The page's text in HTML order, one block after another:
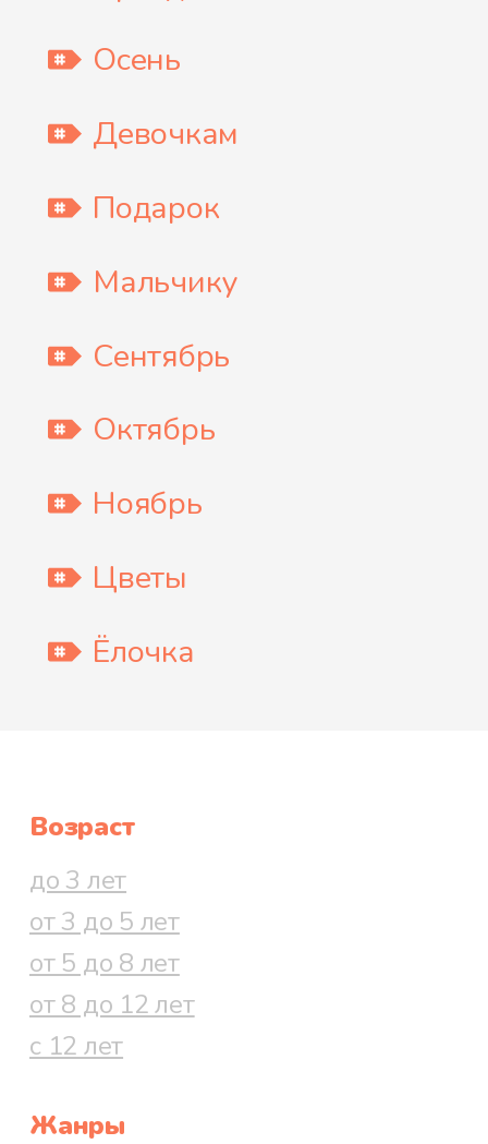
Осень
Девочкам
Подарок
Мальчику
Сентябрь
Октябрь
Ноябрь
Цветы
Ёлочка
Возраст
до 3 лет
от 3 до 5 лет
от 5 до 8 лет
от 8 до 12 лет
с 12 лет
Жанры